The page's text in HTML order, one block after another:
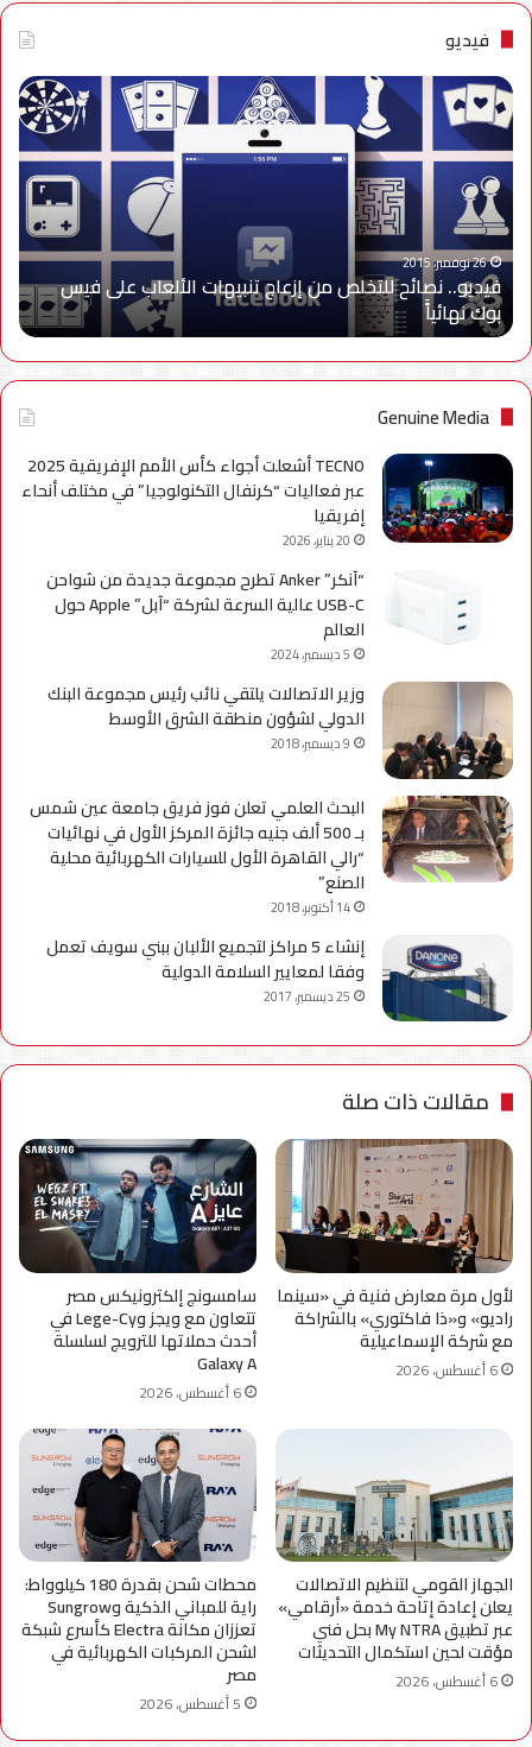
فيديو
فيديو..
نصائح
للتخلص
من
إزعاج
تنبيهات
الألعاب
على
فيس
بوك
نهائياًَ
26 نوفمبر، 2015
فيديو.. نصائح للتخلص من إزعاج تنبيهات الألعاب على فيس
بوك نهائياًَ
Genuine Media
TECNO أشعلت أجواء كأس الأمم الإفريقية 2025
عبر فعاليات “كرنفال التكنولوجيا” في مختلف أنحاء
إفريقيا
20 يناير، 2026
“آنكر” Anker تطرح مجموعة جديدة من شواحن
USB-C عالية السرعة لشركة “آبل” Apple حول
العالم
5 ديسمبر، 2024
وزير الاتصالات يلتقي نائب رئيس مجموعة البنك
الدولي لشؤون منطقة الشرق الأوسط
9 ديسمبر، 2018
البحث العلمي تعلن فوز فريق جامعة عين شمس
بـ 500 ألف جنيه جائزة المركز الأول في نهائيات
“رالي القاهرة الأول للسيارات الكهربائية محلية
الصنع”
14 أكتوبر، 2018
إنشاء 5 مراكز لتجميع الألبان ببني سويف تعمل
وفقا لمعايير السلامة الدولية
25 ديسمبر، 2017
مقالات ذات صلة
لأول مرة معارض فنية في «سينما
راديو» و«ذا فاكتوري» بالشراكة
مع شركة الإسماعيلية
6 أغسطس، 2026
سامسونج إلكترونيكس مصر
تتعاون مع ويجز وLege-Cy في
أحدث حملاتها للترويج لسلسلة
Galaxy A
6 أغسطس، 2026
الجهاز القومي لتنظيم الاتصالات
يعلن إعادة إتاحة خدمة «أرقامي»
عبر تطبيق My NTRA بحل فني
مؤقت لحين استكمال التحديثات
6 أغسطس، 2026
محطات شحن بقدرة 180 كيلوواط:
راية للمباني الذكية وSungrow
تعززان مكانة Electra كأسرع شبكة
لشحن المركبات الكهربائية في
مصر
5 أغسطس، 2026